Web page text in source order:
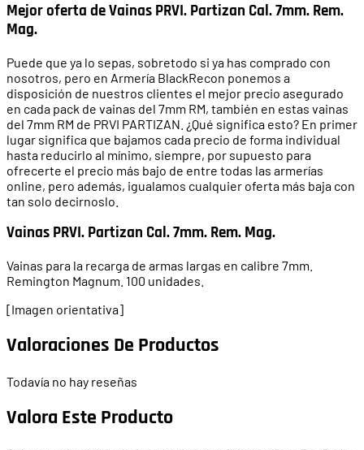
Mejor oferta de Vainas PRVI. Partizan Cal. 7mm. Rem.
Mag.
Puede que ya lo sepas, sobretodo si ya has comprado con
nosotros, pero en Armería BlackRecon ponemos a
disposición de nuestros clientes el mejor precio asegurado
en cada pack de vainas del 7mm RM, también en estas vainas
del 7mm RM de PRVI PARTIZAN. ¿Qué significa esto? En primer
lugar significa que bajamos cada precio de forma individual
hasta reducirlo al mínimo, siempre, por supuesto para
ofrecerte el precio más bajo de entre todas las armerías
online, pero además, igualamos cualquier oferta más baja con
tan solo decirnoslo.
Vainas PRVI. Partizan Cal. 7mm. Rem. Mag.
Vainas para la recarga de armas largas en calibre 7mm.
Remington Magnum. 100 unidades.
[Imagen orientativa]
Valoraciones De Productos
Todavía no hay reseñas
Valora Este Producto